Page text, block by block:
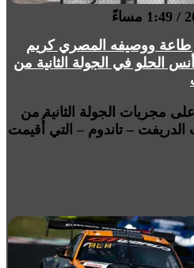
طاعة ووصيفه المصري كريم
الحلو في الجولة الثانية من
مجريات الجولة الثانية من
الدريفت – تاندوم – التي أُقيمت